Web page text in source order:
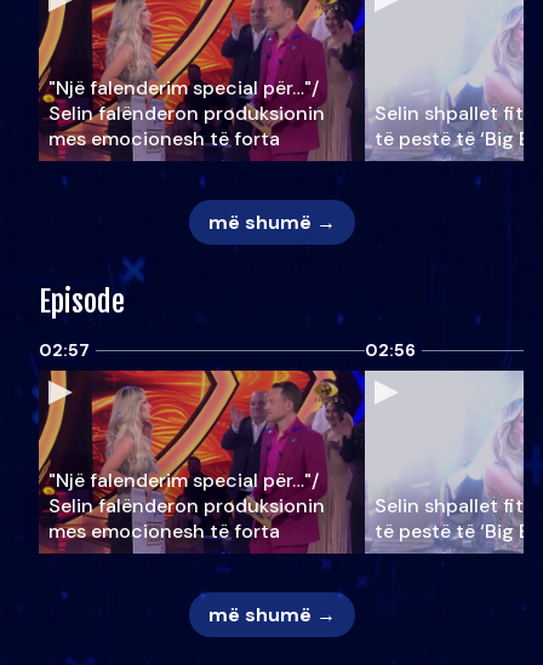
"Një falenderim special për…"/
Selin falënderon produksionin
mes emocionesh të forta
Selin shpallet
të pestë të ‘Big
më shumë →
Episode
02:57
"Një falenderim special për…"/
Selin falënderon produksionin
mes emocionesh të forta
02:56
Selin shpallet
të pestë të ‘Big
më shumë →